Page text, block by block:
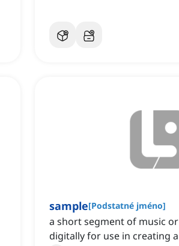
sample[Podstatné jméno]
a short segment of music
digitally for use in creating